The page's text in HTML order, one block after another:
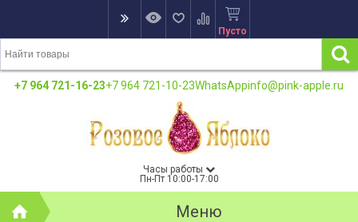
Пусто
+7 964 721-16-23+7 964 721-10-23WhatsAppinfo@pink-apple.ru
Часы работы
Пн-Пт 10:00-17:00
Меню